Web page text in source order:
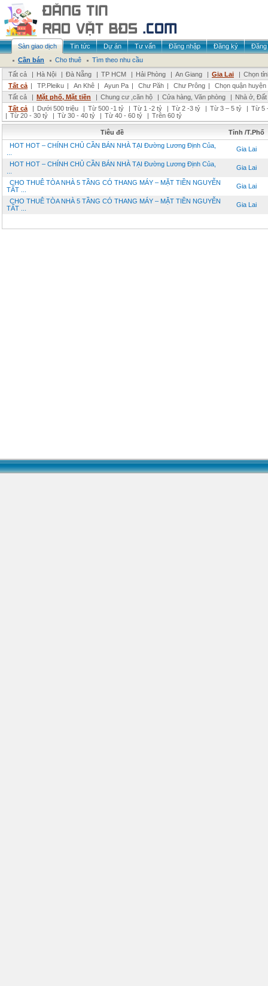
Sàn giao dịch Tin tức Dự án Tư vấn Đăng nhập Đăng ký
Đăng
Cần bán
Cho thuê
Tìm theo nhu cầu
Tất cả
| Hà Nội | Đà Nẵng | TP HCM | Hải Phòng | An Giang | Gia Lai | Chọn
Tất cả | TP.Pleiku | An Khê | Ayun Pa | Chư Păh | Chư Prông |
Chọn quận huyện
Tất cả
| Mặt phố, Mặt tiền | Chung cư ,căn hộ | Cửa hàng, Văn phòng | Nhà ở,
Tất cả
| Dưới 500 triệu | Từ 500 -1 tỷ | Từ 1 -2 tỷ | Từ 2 -3 tỷ | Từ 3 – 5 tỷ | Từ 5
| Từ 20 - 30 tỷ | Từ 30 - 40 tỷ | Từ 40 - 60 tỷ | Trên 60 tỷ
Tiêu đề
Tỉnh /T.Phố
HOT HOT – CHÍNH CHỦ CẦN BÁN NHÀ TẠI Đường Lương Định Của,
Gia Lai
HOT HOT – CHÍNH CHỦ CẦN BÁN NHÀ TẠI Đường Lương Định Của,
Gia Lai
CHO THUÊ TÒA NHÀ 5 TẦNG CÓ THANG MÁY – MẶT TIỀN NGUYỄN
TẤT ...
Gia Lai
CHO THUÊ TÒA NHÀ 5 TẦNG CÓ THANG MÁY – MẶT TIỀN NGUYỄN
TẤT ...
Gia Lai